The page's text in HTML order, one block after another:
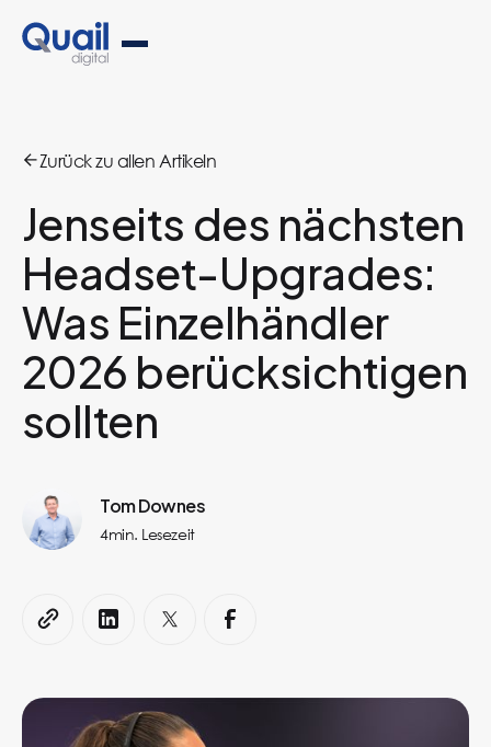
Zurück zu allen Artikeln
Jenseits des nächsten
Headset-Upgrades:
Was Einzelhändler
2026 berücksichtigen
sollten
Tom Downes
4min. Lesezeit